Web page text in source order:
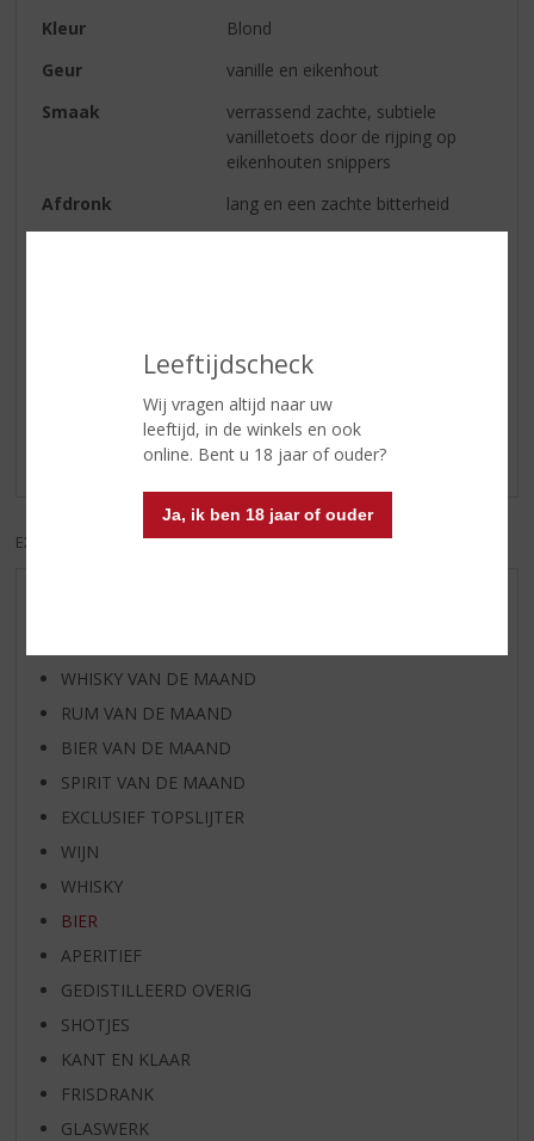
Leeftijdscheck
Wij vragen altijd naar uw
leeftijd, in de winkels en ook
online. Bent u 18 jaar of ouder?
Ja, ik ben 18 jaar of ouder
Kleur
Blond
Geur
vanille en eikenhout
Smaak
verrassend zachte, subtiele
vanilletoets door de rijping op
eikenhouten snippers
Afdronk
lang en een zachte bitterheid
Reviews
Schrijf een review
Er zijn nog geen reviews geplaatst voor dit product
EXCL. BTW INCL. BTW
WHISKY VAN DE MAAND
RUM VAN DE MAAND
BIER VAN DE MAAND
SPIRIT VAN DE MAAND
EXCLUSIEF TOPSLIJTER
WIJN
WHISKY
BIER
APERITIEF
GEDISTILLEERD OVERIG
SHOTJES
KANT EN KLAAR
FRISDRANK
GLASWERK